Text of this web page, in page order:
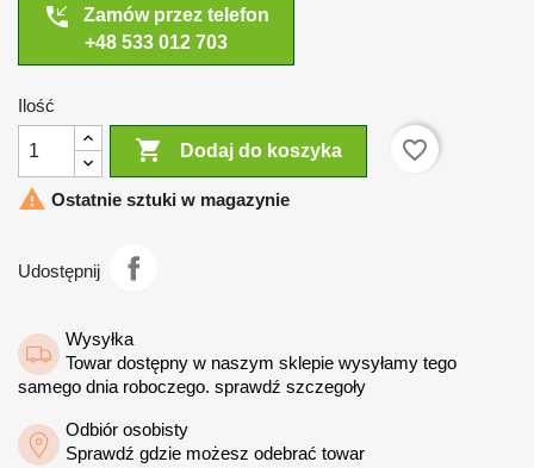
phone_callback
Zamów przez telefon
+48 533 012 703
Ilość
 Dodaj do koszyka
favorite_border
 Ostatnie sztuki w magazynie
Udostępnij
Wysyłka
Towar dostępny w naszym sklepie wysyłamy tego
samego dnia roboczego. sprawdź szczegoły
Odbiór osobisty
Sprawdź gdzie możesz odebrać towar